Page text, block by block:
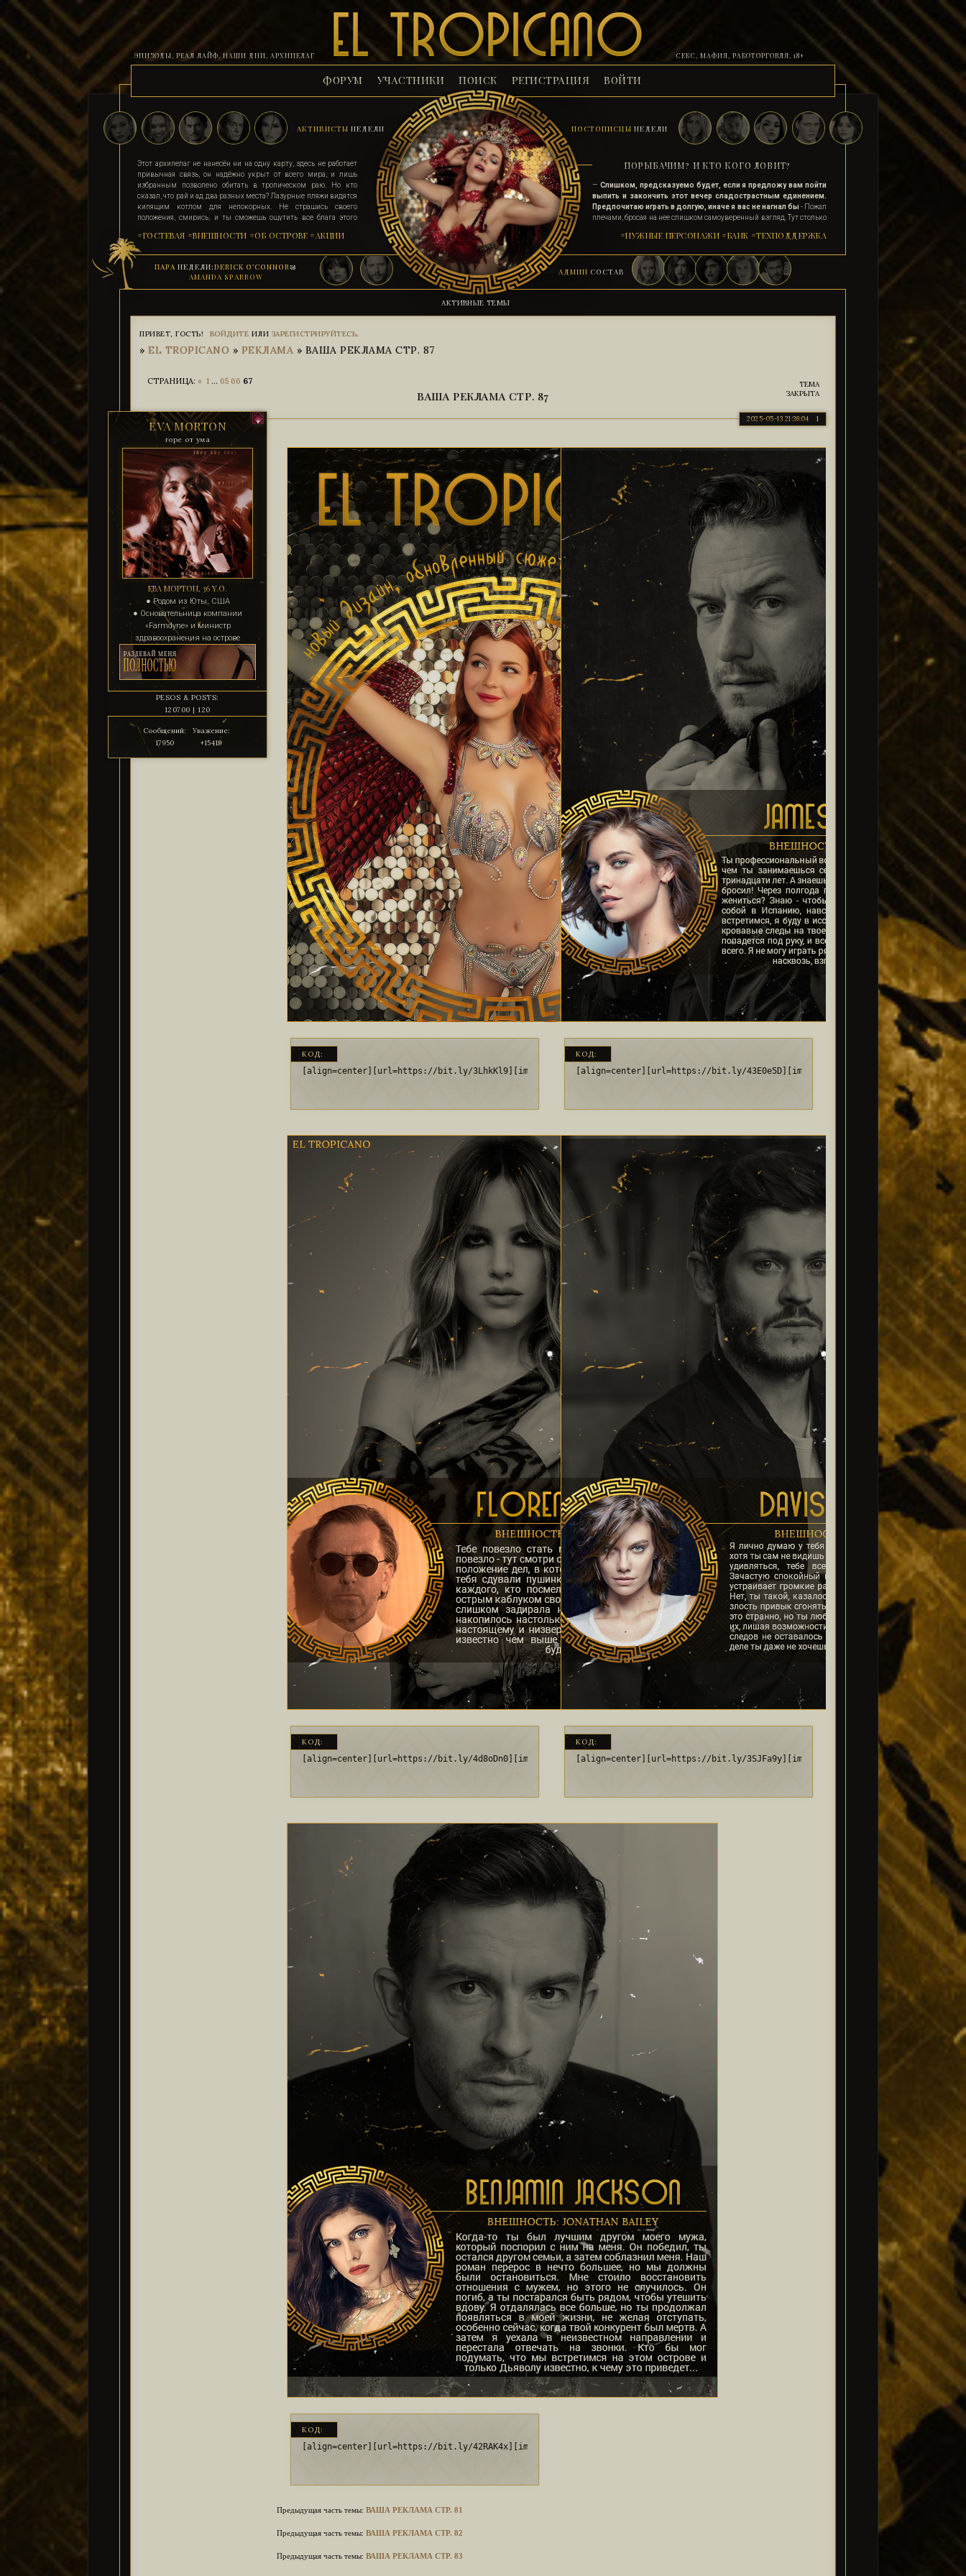
ЭПИЗОДЫ, РЕАЛ ЛАЙФ, НАШИ ДНИ, АРХИПЕЛАГ СЕКС, МАФИЯ, РАБОТОРГОВЛЯ, 18+
ПАРА НЕДЕЛИ:DERICK O’CONNOR&
AMANDA SPARROW
АДМИН СОСТАВ
#НУЖНЫЕ ПЕРСОНАЖИ #БАНК #ТЕХПОДДЕРЖКА
ПОРЫБАЧИМ? И КТО КОГО ЛОВИТ?
— Слишком, предсказуемо будет, если я предложу вам пойти
выпить и закончить этот вечер сладострастным единением.
Предпочитаю играть в долгую, иначе я вас не нагнал бы - Пожал
плечами, бросая на нее слишком самоуверенный взгляд. Тут столько
улыбаться и будет смеяться твоим шуткам, пойдут за тобой туда куда
деньгами взять девку на ночь не составит труда. А вот подцепить
девушку, что не заинтересована в заработке и продаже своего тела,
куда интересней. Все ведь так Алексис Фрост?
я спешу однозначно мешало. -А я и беру от момента то, что хочу. В
#ГОСТЕВАЯ #ВНЕШНОСТИ #ОБ ОСТРОВЕ #АКЦИИ
Этот архипелаг не нанесён ни на одну карту, здесь не работает
привычная связь, он надёжно укрыт от всего мира, и лишь
избранным позволено обитать в тропическом раю. Но кто
сказал, что рай и ад два разных места? Лазурные пляжи видятся
кипящим котлом для непокорных. Не страшись своего
положения, смирись, и ты сможешь ощутить все блага этого
адептом. Выбери для себя стезю, ступай по ней, гордо неся статус
рабыни, иначе тебя силой поставят на колени. Помни, ад на
ПОСТОПИСЦЫ НЕДЕЛИ
АКТИВИСТЫ НЕДЕЛИ
ФОРУМ УЧАСТНИКИ ПОИСК РЕГИСТРАЦИЯ ВОЙТИ
АКТИВНЫЕ ТЕМЫ
ПРИВЕТ, ГОСТЬ! ВОЙДИТЕ ИЛИ ЗАРЕГИСТРИРУЙТЕСЬ.
» EL TROPICANO » РЕКЛАМА » ВАША РЕКЛАМА СТР. 87
ВАША РЕКЛАМА СТР. 87
СТРАНИЦА: « 1 … 65 66 67
ТЕМА
ЗАКРЫТА
1
2025-05-13 21:36:04
EVA MORTON
горе от ума
ЕВА МОРТОН, 36 Y.O.
● Родом из Юты, США
● Основательница компании
«Farmdyne» и министр
здравоохранения на острове
PESOS & POSTS:
120700 | 120
Сообщений:
17950
Уважение:
+15419
КОД:
[align=center][url=https://bit.ly/3LhkKl9][img]https://i.imgur.com/GaLN2Jw.png[/img][/url][/align]
КОД:
[align=center][url=https://bit.ly/43E0e5D][img]https://i.imgur.com/
КОД:
[align=center][url=https://bit.ly/4d8oDn0][img]https://upforme.ru/uploads/0014/eb/ea/169/970204.png[/img][/url][/align]
КОД:
[align=center][url=https://bit.ly/3SJFa9y][img]https://i.imgur.com/
КОД:
[align=center][url=https://bit.ly/42RAK4x][img]https://i.imgur.com/W0Neoiz.png[/img][/url][/align]
Предыдущая часть темы: ВАША РЕКЛАМА СТР. 81
Предыдущая часть темы: ВАША РЕКЛАМА СТР. 82
Предыдущая часть темы: ВАША РЕКЛАМА СТР. 83